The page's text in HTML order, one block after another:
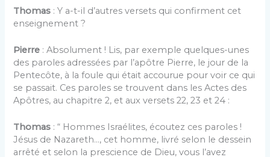
Thomas : Y a-t-il d’autres versets qui confirment cet
enseignement ?
Pierre : Absolument ! Lis, par exemple quelques-unes
des paroles adressées par l’apôtre Pierre, le jour de la
Pentecôte, à la foule qui était accourue pour voir ce qui
se passait. Ces paroles se trouvent dans les Actes des
Apôtres, au chapitre 2, et aux versets 22, 23 et 24 :
Thomas : “ Hommes Israélites, écoutez ces paroles !
Jésus de Nazareth…, cet homme, livré selon le dessein
arrêté et selon la prescience de Dieu, vous l’avez